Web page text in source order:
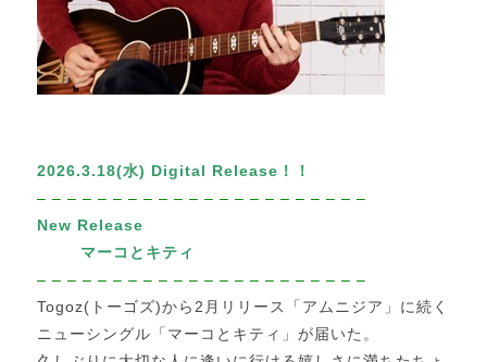
2026.3.18(水) Digital Release！！
– – – – – – – – – – – – – – – – – – – – – –
New Release
マーコとキティ
– – – – – – – – – – – – – – – – – – – – – –
Togoz(トーゴズ)から2月リリース「アムニジア」に続く
ニューシングル「マーコとキティ」が届いた。